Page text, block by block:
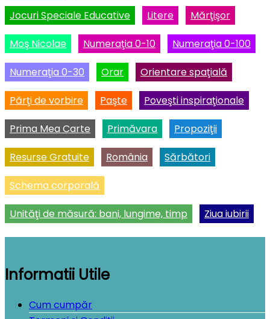
Jocuri Speciale Educative Litere Mărţişor
Moş Nicolae Numeraţia 0-10 Numeraţia 0-100
Numeraţia 0-30 Orar Orientare spaţială
Părţi de vorbire Paşte Poveşti inspiraţionale
Prima Mea Carte Primăvara Propoziţii
Resurse Gratuite România Sărbători
Schema corporală
Unităţi de măsură: bani, lungime, timp Ziua iubirii
Informatii Utile
Cum cumpăr